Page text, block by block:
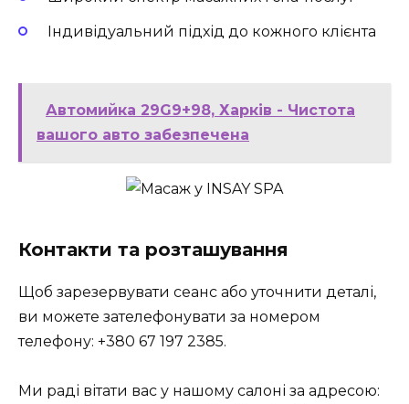
Індивідуальний підхід до кожного клієнта
Автомийка 29G9+98, Харків - Чистота
вашого авто забезпечена
Контакти та розташування
Щоб зарезервувати сеанс або уточнити деталі,
ви можете зателефонувати за номером
телефону: +380 67 197 2385.
Ми раді вітати вас у нашому салоні за адресою: